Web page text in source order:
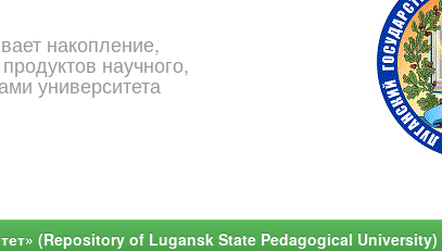
накопление,
научного,
университета
(Repository of Lugansk State Pedagogical University)